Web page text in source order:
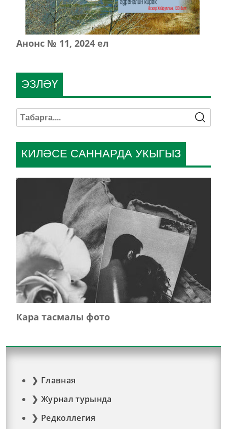
Анонс № 11, 2024 ел
КИЛӘСЕ САННАРДА УКЫГЫЗ
Кара тасмалы фото
ЭЗЛӘҮ
Главная
Журнал турында
Редколлегия